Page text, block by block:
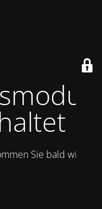
Sie bald wieder.